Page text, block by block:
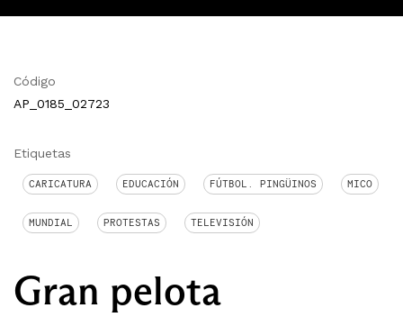
Código
AP_0185_02723
Etiquetas
CARICATURA EDUCACIÓN FÚTBOL. PINGÜINOS MICO
MUNDIAL PROTESTAS TELEVISIÓN
Gran pelota